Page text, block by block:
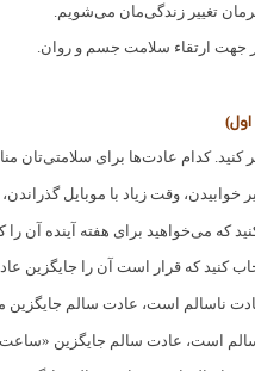
تغییر زندگی‌مان می‌شویم.
جهت ارتقاء سلامت جسم و روان.
کنید. کدام عادت‌ها برای سلامتی‌تان
خوابیدن، وقت زیاد با موبایل
که می‌خواهید برای هفته آینده آن را
کنید که قرار است آن را جایگزین
ناسالم است، عادت سالم جایگزین
است، عادت سالم جایگزین